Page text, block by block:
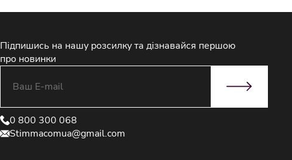
Підпишись на нашу розсилку та дізнавайся першою
про новинки
0 800 300 068
Stimmacomua@gmail.com